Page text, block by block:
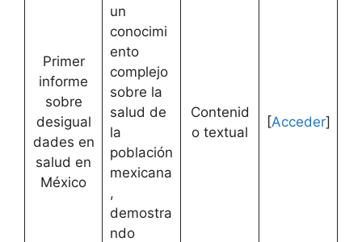
Primer
informe
sobre
desigual
dades en
salud en
México
un
conocimi
ento
complejo
sobre la
salud de
la
población
mexicana
,
demostra
ndo
Contenid
o textual
[Acceder]